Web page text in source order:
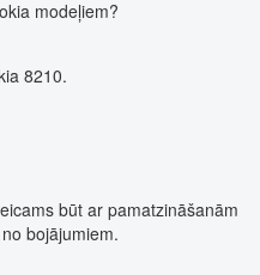
modeļiem?
8210.
būt ar pamatzināšanām
bojājumiem.